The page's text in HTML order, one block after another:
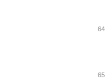
64
65